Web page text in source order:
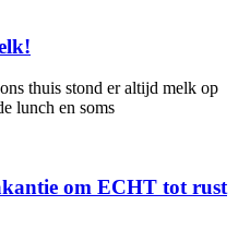
thuis stond er altijd melk op
lunch en soms
om ECHT tot rust